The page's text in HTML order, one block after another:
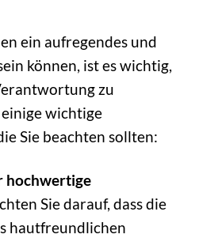
ein aufregendes und
können, ist es wichtig,
zu
wichtige
Sie beachten sollten:
hochwertige
Sie darauf, dass die
hautfreundlichen